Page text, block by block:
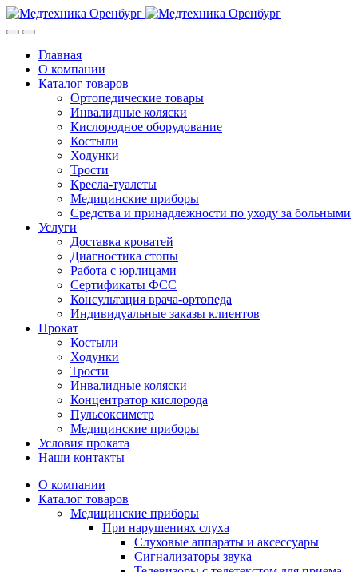
Skip
to
Skip
to
Главная
О компании
Каталог товаров
Ортопедические товары
Инвалидные коляски
Кислородное оборудование
Костыли
Ходунки
Трости
Кресла-туалеты
Медицинские приборы
Средства и принадлежности по уходу за больными
Услуги
Доставка кроватей
Диагностика стопы
Работа с юрлицами
Сертификаты ФСС
Консультация врача-ортопеда
Индивидуальные заказы клиентов
Прокат
Костыли
Ходунки
Трости
Инвалидные коляски
Концентратор кислорода
Пульсоксиметр
Медицинские приборы
Условия проката
Наши контакты
О компании
Каталог товаров
Медицинские приборы
При нарушениях слуха
Слуховые аппараты и аксессуары
Сигнализаторы звука